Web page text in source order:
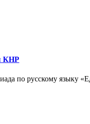
КНР
по русскому языку